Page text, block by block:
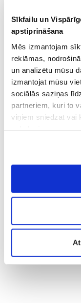
Sīkfailu un
apstiprināšana
Mēs izmantojam
reklāmas,
un analizētu mūsu
izmantojat mūsu
sociālās saziņas
partneriem, kuri to
viņiem sniedzat vai
noteikumiem